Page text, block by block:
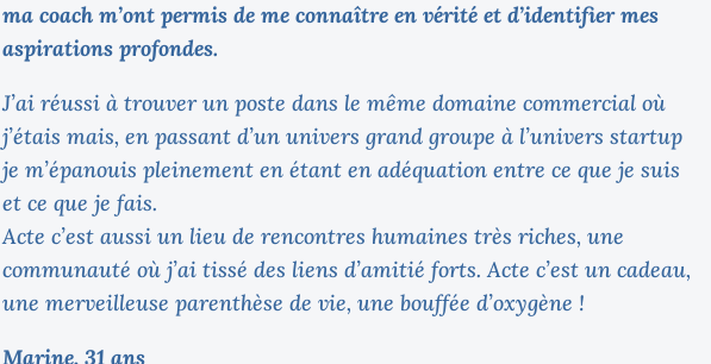
ma coach m’ont permis de me connaître en vérité et d’identifier mes
aspirations profondes.
J’ai réussi à trouver un poste dans le même domaine commercial où
j’étais mais, en passant d’un univers grand groupe à l’univers startup
je m’épanouis pleinement en étant en adéquation entre ce que je suis
et ce que je fais.
Acte c’est aussi un lieu de rencontres humaines très riches, une
communauté où j’ai tissé des liens d’amitié forts. Acte c’est un cadeau,
une merveilleuse parenthèse de vie, une bouffée d’oxygène !
Marine, 31 ans